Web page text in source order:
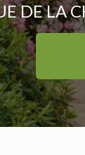
DE LA